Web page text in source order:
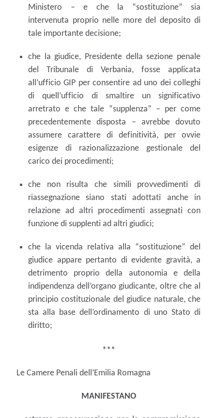
Ministero – e che la “sostituzione” sia
intervenuta proprio nelle more del deposito di
tale importante decisione;
che la giudice, Presidente della sezione penale
del Tribunale di Verbania, fosse applicata
all’ufficio GIP per consentire ad uno dei colleghi
di quell’ufficio di smaltire un significativo
arretrato e che tale “supplenza” – per come
precedentemente disposta – avrebbe dovuto
assumere carattere di definitività, per ovvie
esigenze di razionalizzazione gestionale del
carico dei procedimenti;
che non risulta che simili provvedimenti di
riassegnazione siano stati adottati anche in
relazione ad altri procedimenti assegnati con
funzione di supplenti ad altri giudici;
che la vicenda relativa alla “sostituzione” del
giudice appare pertanto di evidente gravità, a
detrimento proprio della autonomia e della
indipendenza dell’organo giudicante, oltre che al
principio costituzionale del giudice naturale, che
sta alla base dell’ordinamento di uno Stato di
diritto;
***
Le Camere Penali dell’Emilia Romagna
MANIFESTANO